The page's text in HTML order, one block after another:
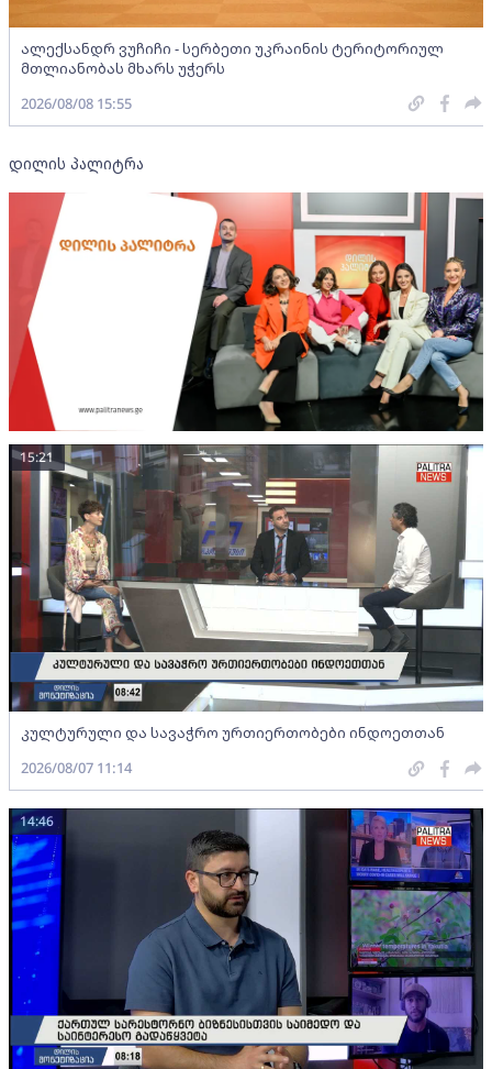
ალექსანდრ ვუჩიჩი - სერბეთი უკრაინის ტერიტორიულ
მთლიანობას მხარს უჭერს
2026/08/08 15:55
დილის პალიტრა
კულტურული და სავაჭრო ურთიერთობები ინდოეთთან
15:21
2026/08/07 11:14
14:46